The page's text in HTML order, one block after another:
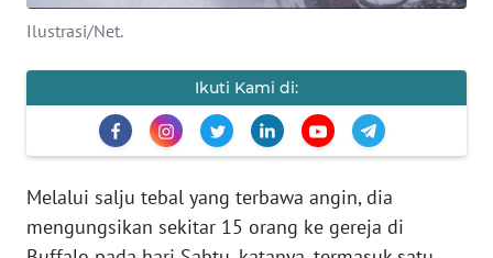
Ilustrasi/Net.
Ikuti Kami di:
Melalui salju tebal yang terbawa angin, dia
mengungsikan sekitar 15 orang ke gereja di
SERBA-SERBI
PENDIDIKAN
OLAHRAGA
OPINI
EDITORIAL